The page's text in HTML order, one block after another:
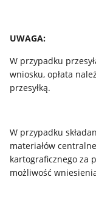
UWAGA:
W przypadku
wniosku, opłata
przesyłką.
W przypadku
materiałów
kartograficznego za
możliwość